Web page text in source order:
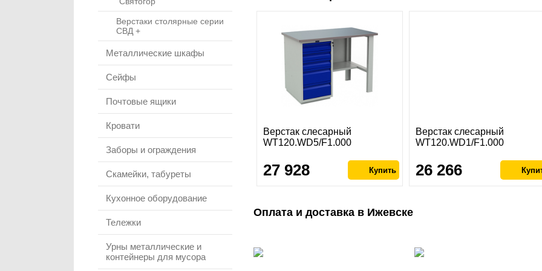
Верстаки столярные серии
СВД +
Металлические шкафы
Сейфы
Почтовые ящики
Кровати
Заборы и ограждения
Скамейки, табуреты
Кухонное оборудование
Тележки
Урны металлические и
контейнеры для мусора
Верстак слесарный
WT120.WD5/F1.000
27 928
Верстак слесарный
WT120.WD1/F1.000
26 266
Оплата и доставка в Ижевске